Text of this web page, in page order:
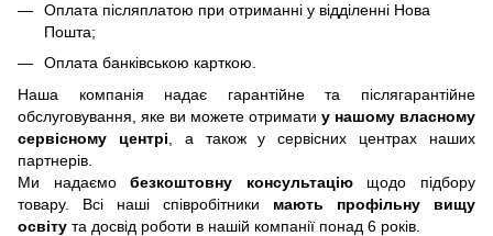
Оплата післяплатою при отриманні у відділенні Нова
Пошта;
Оплата банківською карткою.
Наша компанія надає гарантійне та післягарантійне
обслуговування, яке ви можете отримати у нашому власному
сервісному центрі , а також у сервісних центрах наших
партнерів.
Ми надаємобезкоштовну консультаціющодо підбору
товару. Всі наші співробітники мають профільну вищу
освіту та досвід роботи в нашій компанії понад 6 років.